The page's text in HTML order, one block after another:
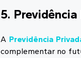
5.
A Previdência
complementar no